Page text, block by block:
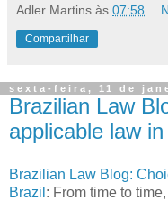
Adler Martins às 07:58
Compartilhar
sexta-feira, 11 de
Brazilian Law
applicable law
Brazilian Law Blog:
Brazil : From time to